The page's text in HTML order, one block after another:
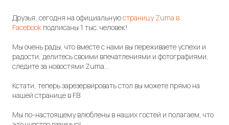
Друзья, сегодня на официальнуюстраницу Zuma в
Facebook подписаны 1 тыс. человек!
Мы очень рады, что вместе с нами вы переживаете успехи и
радости, делитесь своими впечатлениями и фотографиями,
следите за новостями Zuma…
Кстати, теперь зарезервировать стол вы можете прямо на
нашей странице в FB
Мы по-настоящему влюблены в наших гостей и полагаем, что